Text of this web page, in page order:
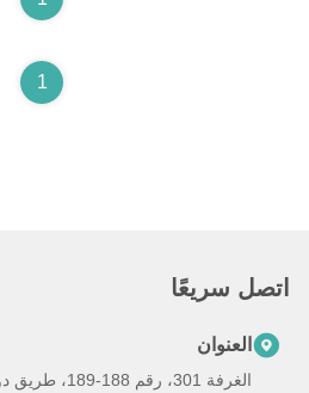
1
اتصل سريعًا
العنوان
الغرفة 301، رقم 188-189، طريق دوهي، منطقة مينهانغ، شنغهاي